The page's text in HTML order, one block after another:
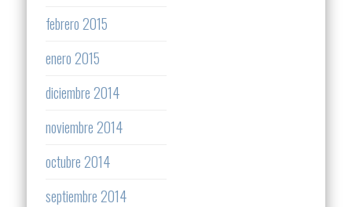
febrero 2015
enero 2015
diciembre 2014
noviembre 2014
octubre 2014
septiembre 2014